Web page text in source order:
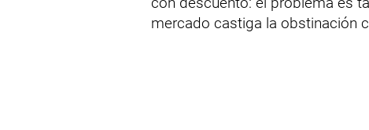
mercado castiga la obstinación